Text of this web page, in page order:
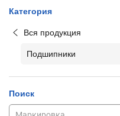
Категория
Вся продукция
Подшипники
Поиск